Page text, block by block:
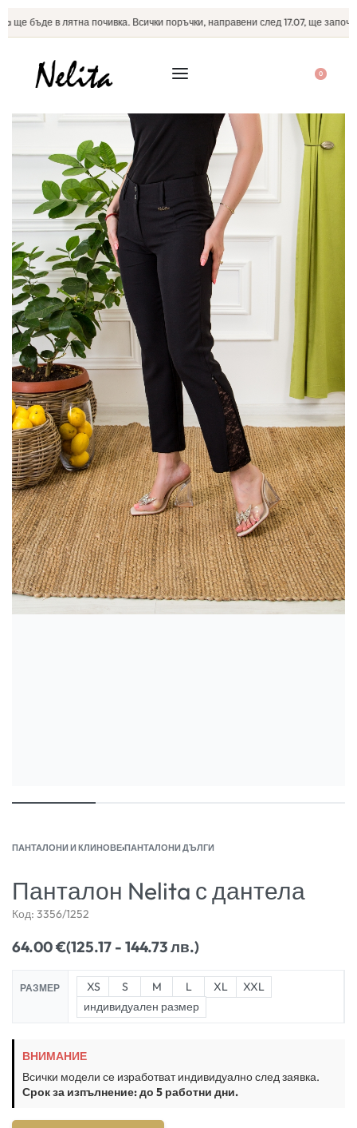
бъде в лятна почивка. Всички поръчки, направени след 17.07, ще
0
ПАНТАЛОНИ И КЛИНОВЕ›ПАНТАЛОНИ ДЪЛГИ
Панталон Nelita с дантела
Код: 3356/1252
64.00€(125.17 - 144.73 лв.)
РАЗМЕР XS S M L XL
XXL
индивидуален размер
ВНИМАНИЕ
Всички модели се изработват индивидуално след заявка.
Срок за изпълнение: до 5 работни дни.